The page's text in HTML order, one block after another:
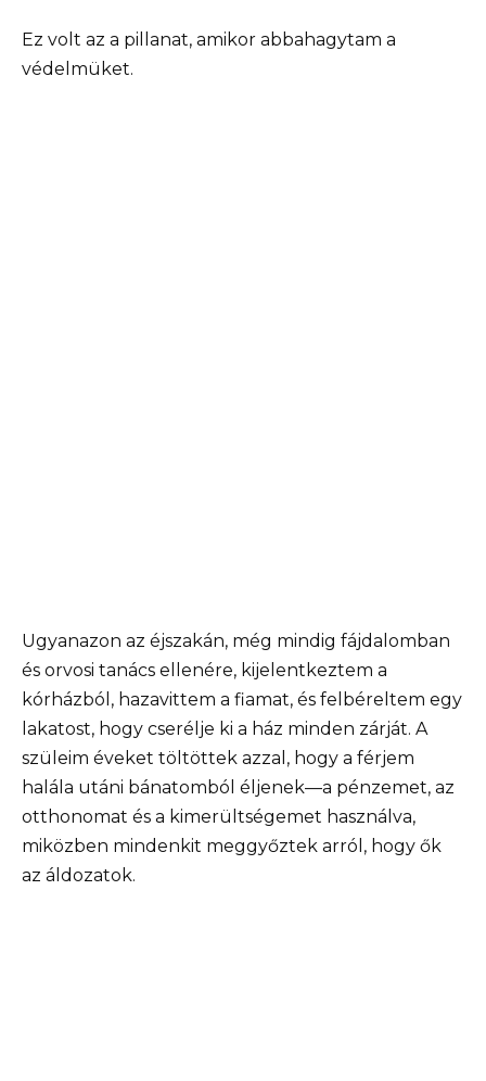
Ez volt az a pillanat, amikor abbahagytam a
védelmüket.
Ugyanazon az éjszakán, még mindig fájdalomban
és orvosi tanács ellenére, kijelentkeztem a
kórházból, hazavittem a fiamat, és felbéreltem egy
lakatost, hogy cserélje ki a ház minden zárját. A
szüleim éveket töltöttek azzal, hogy a férjem
halála utáni bánatomból éljenek—a pénzemet, az
otthonomat és a kimerültségemet használva,
miközben mindenkit meggyőztek arról, hogy ők
az áldozatok.